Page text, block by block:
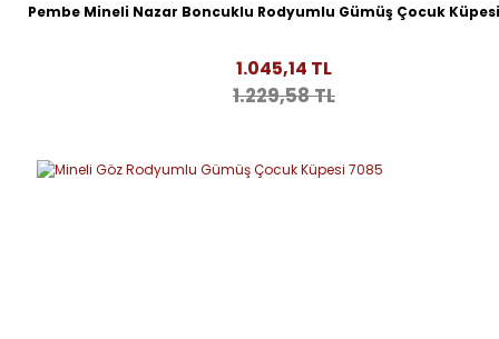
Pembe Mineli Nazar Boncuklu Rodyumlu Gümüş Çocuk
1.045,14 TL
1.229,58 TL